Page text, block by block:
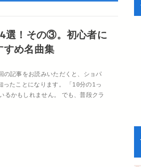
選！その③。初心者に
すめ名曲集
の記事をお読みいただくと、ショパ
たことになります。 「10分の1っ
るかもしれません。 でも、普段クラ